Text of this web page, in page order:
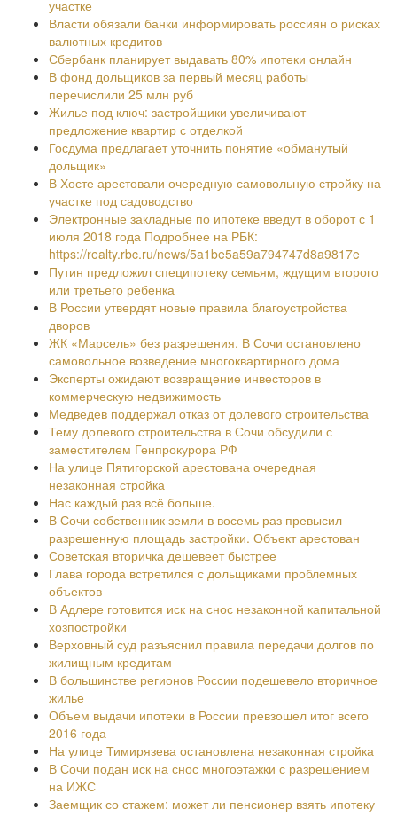
участке
Власти обязали банки информировать россиян о рисках
валютных кредитов
Сбербанк планирует выдавать 80% ипотеки онлайн
В фонд дольщиков за первый месяц работы
перечислили 25 млн руб
Жилье под ключ: застройщики увеличивают
предложение квартир с отделкой
Госдума предлагает уточнить понятие «обманутый
дольщик»
В Хосте арестовали очередную самовольную стройку на
участке под садоводство
Электронные закладные по ипотеке введут в оборот с 1
июля 2018 года Подробнее на РБК:
https://realty.rbc.ru/news/5a1be5a59a794747d8a9817e
Путин предложил специпотеку семьям, ждущим второго
или третьего ребенка
В России утвердят новые правила благоустройства
дворов
ЖК «Марсель» без разрешения. В Сочи остановлено
самовольное возведение многоквартирного дома
Эксперты ожидают возвращение инвесторов в
коммерческую недвижимость
Медведев поддержал отказ от долевого строительства
Тему долевого строительства в Сочи обсудили с
заместителем Генпрокурора РФ
На улице Пятигорской арестована очередная
незаконная стройка
Нас каждый раз всё больше.
В Сочи собственник земли в восемь раз превысил
разрешенную площадь застройки. Объект арестован
Советская вторичка дешевеет быстрее
Глава города встретился с дольщиками проблемных
объектов
В Адлере готовится иск на снос незаконной капитальной
хозпостройки
Верховный суд разъяснил правила передачи долгов по
жилищным кредитам
В большинстве регионов России подешевело вторичное
жилье
Объем выдачи ипотеки в России превзошел итог всего
2016 года
На улице Тимирязева остановлена незаконная стройка
В Сочи подан иск на снос многоэтажки с разрешением
на ИЖС
Заемщик со стажем: может ли пенсионер взять ипотеку